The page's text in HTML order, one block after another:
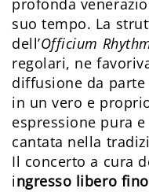
profonda
suo tempo. La
dell’Officium
regolari, ne
diffusione da
in un vero e
espressione pura
cantata nella
Il concerto a cura
ingresso libero